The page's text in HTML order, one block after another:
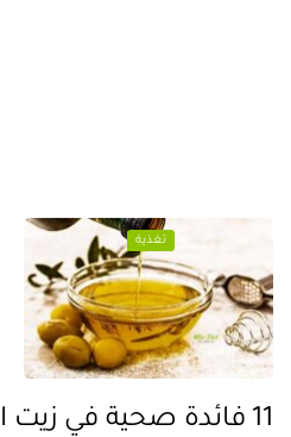
تغذية
11 فائدة صحية في زيت